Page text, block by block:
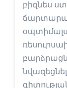
բիզնես